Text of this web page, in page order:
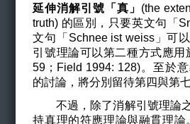
延伸消解引號「真」 (the
truth) 的區別，只要英文句「
文句「Schnee ist weiss」可
引號理論可以第二種方式應用
59 ；Field 1994: 128)。至於
的討論，將分別留待第四與第七
不過，除了消解引號理論
持真理的符應理論與融貫理論